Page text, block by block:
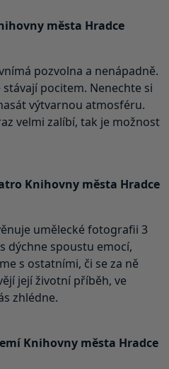
města Hradce
pozvolna a nenápadně.
pocitem. Nenechte si
výtvarnou atmosféru.
velmi zalíbí, tak je možnost
Knihovny města Hradce
umělecké fotografii 3
dýchne spoustu emocí,
s ostatními, či se za ně
její životní příběh, ve
zhlédne.
Knihovny města Hradce